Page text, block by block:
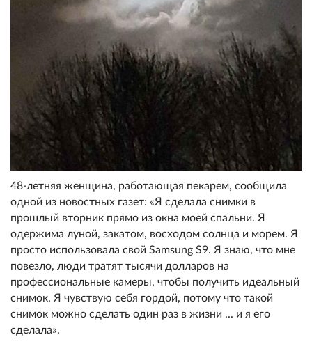
48-летняя женщина, работающая пекарем, сообщила
одной из новостных газет: «Я сделала снимки в
прошлый вторник прямо из окна моей спальни. Я
одержима луной, закатом, восходом солнца и морем. Я
просто использовала свой Samsung S9. Я знаю, что мне
повезло, люди тратят тысячи долларов на
профессиональные камеры, чтобы получить идеальный
снимок. Я чувствую себя гордой, потому что такой
снимок можно сделать один раз в жизни ... и я его
сделала».